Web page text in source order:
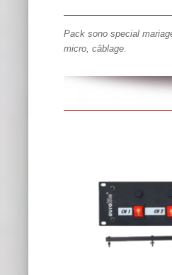
Pack sono special
micro, câblage.